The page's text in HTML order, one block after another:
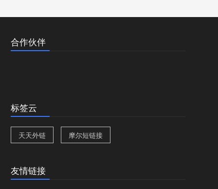
合作伙伴
标签云
天天外链 摩尔短链接
友情链接